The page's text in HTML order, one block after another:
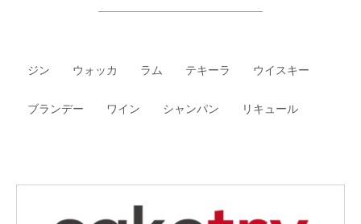
ジン ウォッカ ラム テキーラ ウイスキー
ブランデー ワイン シャンパン リキュール